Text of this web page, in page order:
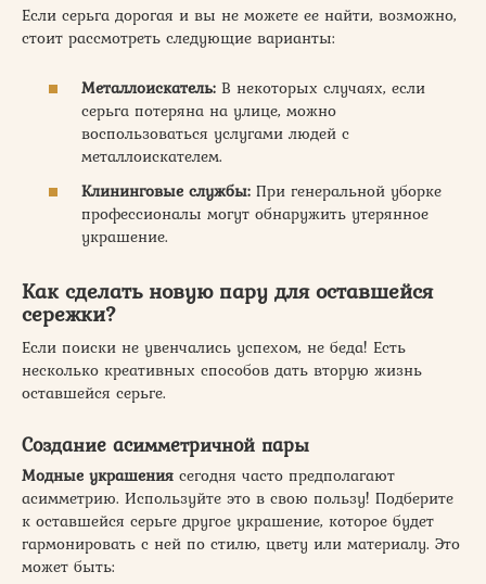
Если серьга дорогая и вы не можете ее найти, возможно,
стоит рассмотреть следующие варианты:
Металлоискатель: В некоторых случаях, если
серьга потеряна на улице, можно
воспользоваться услугами людей с
металлоискателем.
Клининговые службы: При генеральной уборке
профессионалы могут обнаружить утерянное
украшение.
Каксделать новую пару для оставшейся
сережки?
Если поиски не увенчались успехом, не беда! Есть
несколько креативных способов дать вторую жизнь
оставшейся серьге.
Создание асимметричной пары
Модные украшения сегодня часто предполагают
асимметрию. Используйте это в свою пользу! Подберите
к оставшейся серьге другое украшение, которое будет
гармонировать с ней по стилю, цвету или материалу. Это
может быть: